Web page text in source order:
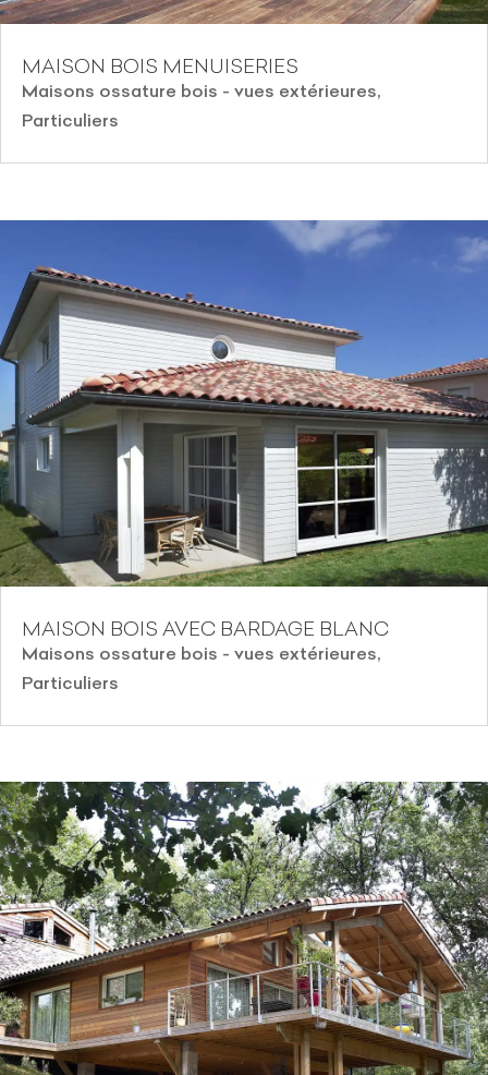
MAISON BOIS MENUISERIES
Maisons ossature bois - vues extérieures,
Particuliers
MAISON BOIS AVEC BARDAGE BLANC
Maisons ossature bois - vues extérieures,
Particuliers